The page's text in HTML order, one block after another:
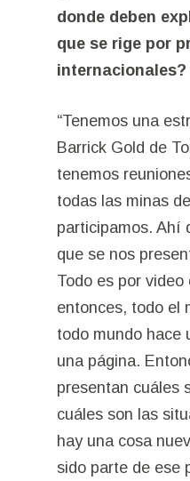
donde deben
que se rige por
internacionales?
“Tenemos una
Barrick Gold de
tenemos
todas las minas
participamos. Ahí
que se nos
Todo es por video
entonces, todo el
todo mundo hace
una página.
presentan cuáles
cuáles son las
hay una cosa
sido parte de ese